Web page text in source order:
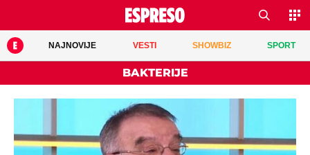
NAJNOVIJE VESTI SHOWBIZ SPORT
BAKTERIJE